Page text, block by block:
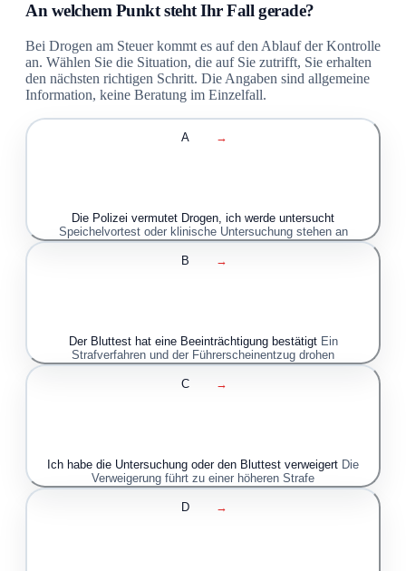
An welchem Punkt steht Ihr Fall gerade?
Bei Drogen am Steuer kommt es auf den Ablauf der Kontrolle
an. Wählen Sie die Situation, die auf Sie zutrifft, Sie erhalten
den nächsten richtigen Schritt. Die Angaben sind allgemeine
Information, keine Beratung im Einzelfall.
A →
Die Polizei vermutet Drogen, ich werde untersucht
Speichelvortest oder klinische Untersuchung stehen an
B →
Der Bluttest hat eine Beeinträchtigung bestätigt Ein
Strafverfahren und der Führerscheinentzug drohen
C →
Ich habe die Untersuchung oder den Bluttest verweigert Die
Verweigerung führt zu einer höheren Strafe
D →